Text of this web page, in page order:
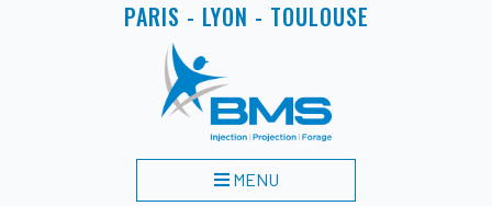
PARIS - LYON - TOULOUSE
MENU